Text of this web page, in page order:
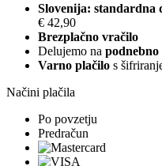
Slovenija: standardna
€ 42,90
Brezplačno vračilo
Delujemo na podnebno
Varno plačilo s
Načini plačila
Po povzetju
Predračun